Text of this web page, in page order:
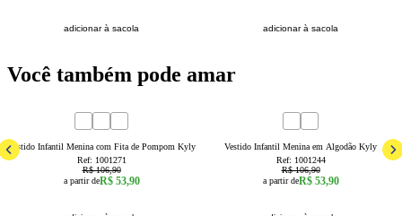
adicionar à sacola adicionar à sacola
Você também pode amar
Vestido Infantil Menina com Fita de Pompom Kyly
Ref: 1001271
R$ 106,90
a partir deR$ 53,90
Vestido Infantil Menina em Algodão Kyly
Ref: 1001244
R$ 106,90
a partir deR$ 53,90